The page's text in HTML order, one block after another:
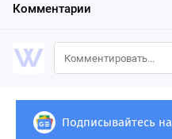
Комментарии
Подписывайтесь